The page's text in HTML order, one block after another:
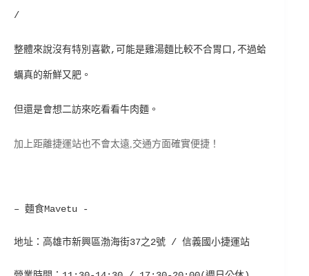
/
整體來說沒有特別喜歡,可能是雞湯麵比較不合胃口,不過蛤
蠣真的新鮮又肥。
但還是會想二訪來吃看看牛肉麵。
加上距離捷運站也不會太遠,交通方面確實便捷！
– 麵食Mavetu -
地址：高雄市新興區渤海街37之2號 / 信義國小捷運站